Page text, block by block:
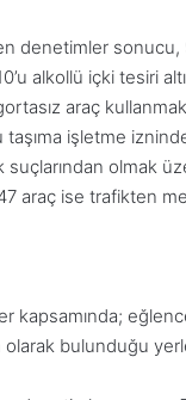
denetimler
alkollü içki tesiri
araç
işletme
suçlarından olmak
araç ise trafikten
bulunduğu